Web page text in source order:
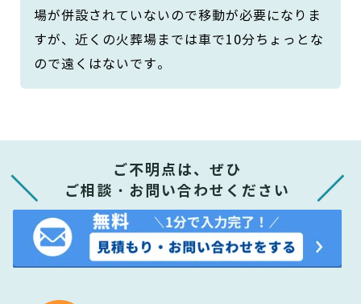
場が併設されていないので移動が必要になりま
すが、近くの火葬場までは車で10分ちょっとな
ので遠くはないです。
ご不明点は、ぜひ
ご相談・お問い合わせください